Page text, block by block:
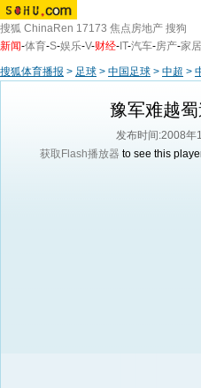
搜狐 ChinaRen 17173 焦点房地产 搜狗
新闻-体育-S-娱乐-V-财经- IT-汽车-房产-家居
搜狐体育播报 > 足球 > 中国足球 > 中超 >
豫军难越
发布时间:2008年
获取Flash播放器 to see this